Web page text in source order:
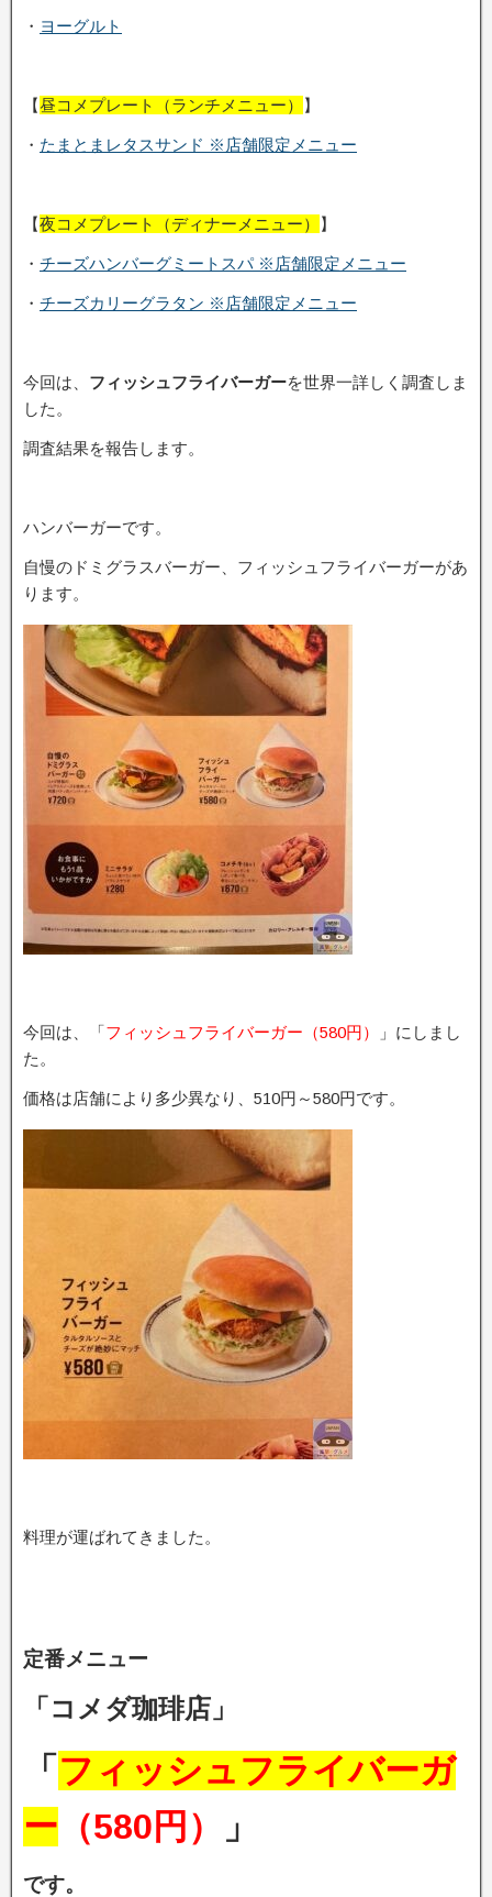
・ ヨーグルト
【昼コメプレート（ランチメニュー） 】
・ たまとまレタスサンド ※店舗限定メニュー
【夜コメプレート（ディナーメニュー） 】
・ チーズハンバーグミートスパ ※店舗限定メニュー
・ チーズカリーグラタン ※店舗限定メニュー
今回は、 フィッシュフライバーガーを世界一詳しく調査しま
した。
調査結果を報告します。
ハンバーガーです。
自慢のドミグラスバーガー、フィッシュフライバーガーがあ
ります。
今回は、「フィッシュフライバーガー（580円）
」にしまし
た。
価格は店舗により多少異なり、510円～580円です。
料理が運ばれてきました。
定番メニュー
「コメダ珈琲店」
「 フィッシュフライバーガ
ー （580円） 」
です。